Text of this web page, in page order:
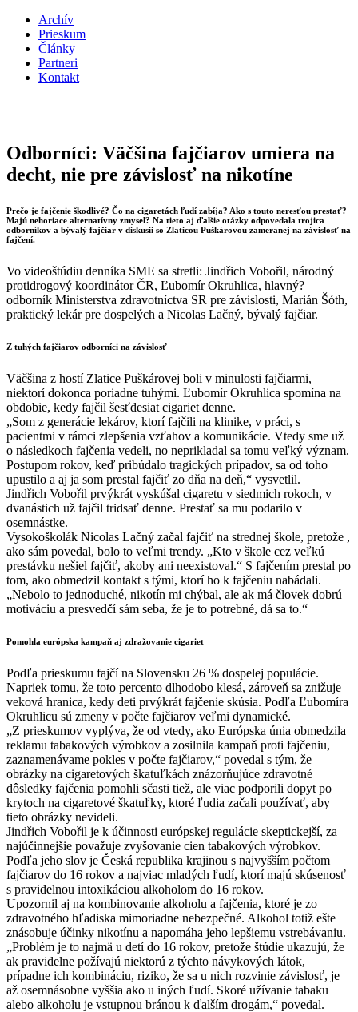
Archív
Prieskum
Články
Partneri
Kontakt
Odborníci: Väčšina fajčiarov umiera na
decht, nie pre závislosť na nikotíne
Prečo je fajčenie škodlivé? Čo na cigaretách ľudí zabíja? Ako s touto neresťou prestať?
Majú nehoriace alternatívny zmysel? Na tieto aj ďalšie otázky odpovedala trojica
odborníkov a bývalý fajčiar v diskusii so Zlaticou Puškárovou zameranej na závislosť na
fajčení.
Vo videoštúdiu denníka SME sa stretli: Jindřich Vobořil, národný
protidrogový koordinátor ČR, Ľubomír Okruhlica, hlavný?
odborník Ministerstva zdravotníctva SR pre závislosti, Marián Šóth,
praktický lekár pre dospelých a Nicolas Lačný, bývalý fajčiar.
Z tuhých fajčiarov odborníci na závislosť
Väčšina z hostí Zlatice Puškárovej boli v minulosti fajčiarmi,
niektorí dokonca poriadne tuhými. Ľubomír Okruhlica spomína na
obdobie, kedy fajčil šesťdesiat cigariet denne.
„Som z generácie lekárov, ktorí fajčili na klinike, v práci, s
pacientmi v rámci zlepšenia vzťahov a komunikácie. Vtedy sme už
o následkoch fajčenia vedeli, no neprikladal sa tomu veľký význam.
Postupom rokov, keď pribúdalo tragických prípadov, sa od toho
upustilo a aj ja som prestal fajčiť zo dňa na deň,“ vysvetlil.
Jindřich Vobořil prvýkrát vyskúšal cigaretu v siedmich rokoch, v
dvanástich už fajčil tridsať denne. Prestať sa mu podarilo v
osemnástke.
Vysokoškolák Nicolas Lačný začal fajčiť na strednej škole, pretože ,
ako sám povedal, bolo to veľmi trendy. „Kto v škole cez veľkú
prestávku nešiel fajčiť, akoby ani neexistoval.“ S fajčením prestal po
tom, ako obmedzil kontakt s tými, ktorí ho k fajčeniu nabádali.
„Nebolo to jednoduché, nikotín mi chýbal, ale ak má človek dobrú
motiváciu a presvedčí sám seba, že je to potrebné, dá sa to.“
Pomohla európska kampaň aj zdražovanie cigariet
Podľa prieskumu fajčí na Slovensku 26 % dospelej populácie.
Napriek tomu, že toto percento dlhodobo klesá, zároveň sa znižuje
veková hranica, kedy deti prvýkrát fajčenie skúsia. Podľa Ľubomíra
Okruhlicu sú zmeny v počte fajčiarov veľmi dynamické.
„Z prieskumov vyplýva, že od vtedy, ako Európska únia obmedzila
reklamu tabakových výrobkov a zosilnila kampaň proti fajčeniu,
zaznamenávame pokles v počte fajčiarov,“ povedal s tým, že
obrázky na cigaretových škatuľkách znázorňujúce zdravotné
dôsledky fajčenia pomohli sčasti tiež, ale viac podporili dopyt po
krytoch na cigaretové škatuľky, ktoré ľudia začali používať, aby
tieto obrázky nevideli.
Jindřich Vobořil je k účinnosti európskej regulácie skeptickejší, za
najúčinnejšie považuje zvyšovanie cien tabakových výrobkov.
Podľa jeho slov je Česká republika krajinou s najvyšším počtom
fajčiarov do 16 rokov a najviac mladých ľudí, ktorí majú skúsenosť
s pravidelnou intoxikáciou alkoholom do 16 rokov.
Upozornil aj na kombinovanie alkoholu a fajčenia, ktoré je zo
zdravotného hľadiska mimoriadne nebezpečné. Alkohol totiž ešte
znásobuje účinky nikotínu a napomáha jeho lepšiemu vstrebávaniu.
„Problém je to najmä u detí do 16 rokov, pretože štúdie ukazujú, že
ak pravidelne požívajú niektorú z týchto návykových látok,
prípadne ich kombináciu, riziko, že sa u nich rozvinie závislosť, je
až osemnásobne vyššia ako u iných ľudí. Skoré užívanie tabaku
alebo alkoholu je vstupnou bránou k ďalším drogám,“ povedal.